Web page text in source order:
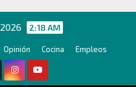
2:18 AM
Opinión Cocina Empleos